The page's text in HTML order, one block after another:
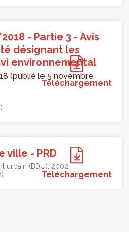
- Partie 3 - Avis
désignant les
environnemental
(publié le 5 novembre
Téléchargement
ville - PRD
urbain (BDU) 2002
Téléchargement